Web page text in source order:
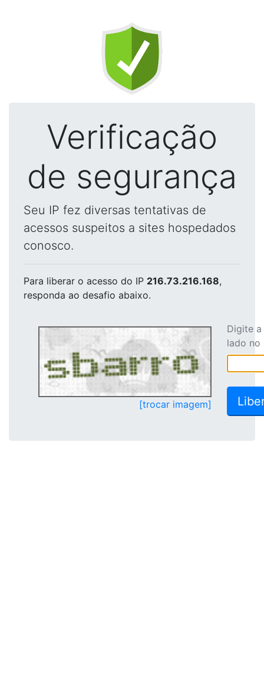
Verificação
de segurança
Seu IP fez diversas tentativas de
acessos suspeitos a sites hospedados
conosco.
Para liberar o acesso do IP 216.73.216.168,
responda ao desafio abaixo.
[trocar imagem]
Digite
lado no